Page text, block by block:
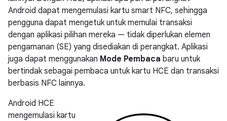
Android dapat mengemulasi kartu smart NFC, sehingga
pengguna dapat mengetuk untuk memulai transaksi
dengan aplikasi pilihan mereka — tidak diperlukan elemen
pengamanan (SE) yang disediakan di perangkat. Aplikasi
juga dapat menggunakan Mode Pembaca baru untuk
bertindak sebagai pembaca untuk kartu HCE dan transaksi
berbasis NFC lainnya.
Android HCE
mengemulasi kartu